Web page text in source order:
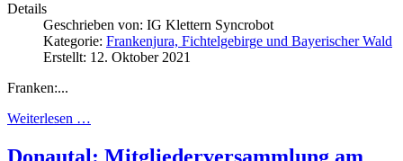
Details
Geschrieben von: IG Klettern Syncrobot
Kategorie: Frankenjura, Fichtelgebirge und Bayerischer Wald
Erstellt: 12. Oktober 2021
Franken:...
Weiterlesen …